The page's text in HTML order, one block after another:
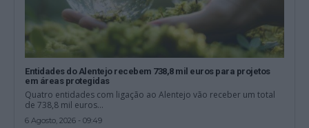
Entidades do Alentejo recebem 738,8 mil euros para projetos
em áreas protegidas
Quatro entidades com ligação ao Alentejo vão receber um total
de 738,8 mil euros...
6 Agosto, 2026 - 09:49